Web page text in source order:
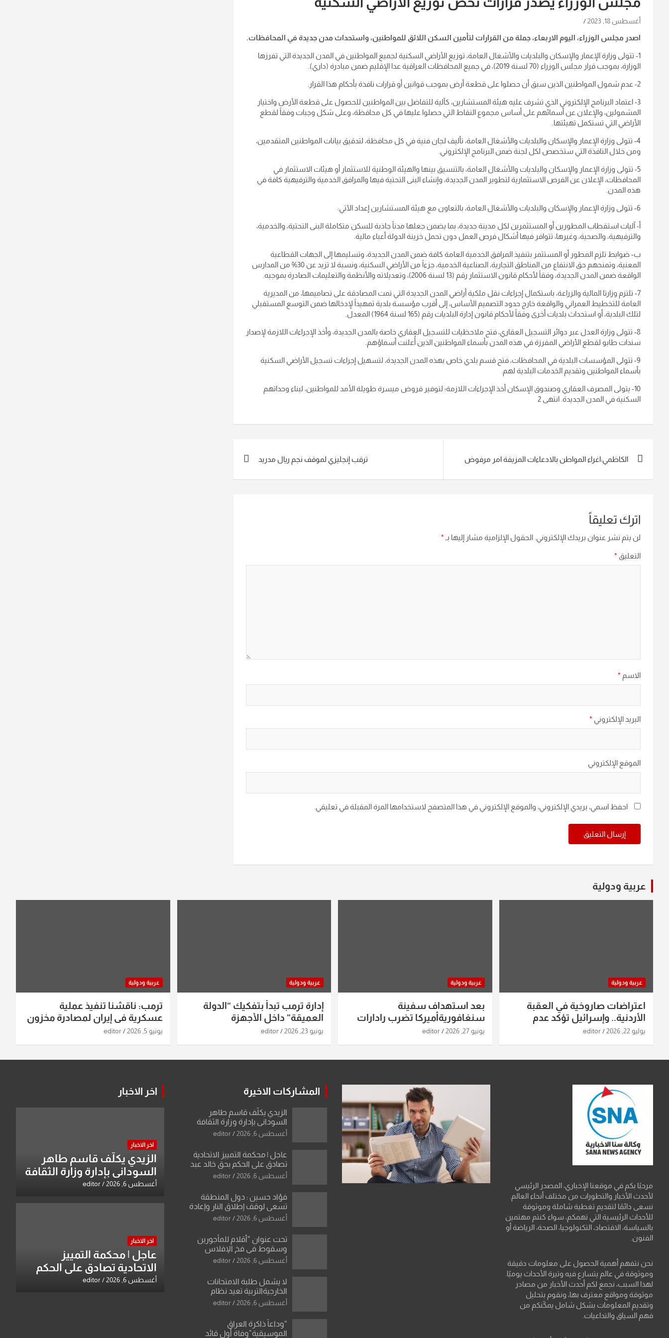
أغسطس 18, 2023
اصدر مجلس الوزراء، اليوم الاربعاء، جملة من القرارات لتأمين السكن اللائق للمواطنين، واستحداث مدن جديدة في المحافظات.
1- تتولى وزارة الإعمار والإسكان والبلديات والأشغال العامة، توزيع الأراضي السكنية لجميع المواطنين في المدن الجديدة التي تفرزها
الوزارة، بموجب قرار مجلس الوزراء (70 لسنة 2019)، في جميع المحافظات العراقية عدا الإقليم ضمن مبادرة (داري).
2- عدم شمول المواطنين الذين سبق أن حصلوا على قطعة أرض بموجب قوانين أو قرارات نافذة بأحكام هذا القرار.
3- اعتماد البرنامج الإلكتروني الذي تشرف عليه هيئة المستشارين، كآلية للتفاضل بين المواطنين للحصول على قطعة الأرض واختيار
المشمولين، والإعلان عن أسمائهم على أساس مجموع النقاط التي حصلوا عليها في كل محافظة، وعلى شكل وجبات وفقاً لقطع
الأراضي التي تستكمل تهيئتها.
4- تتولى وزارة الإعمار والإسكان والبلديات والأشغال العامة، تأليف لجان فنية في كل محافظة، لتدقيق بيانات المواطنين المتقدمين،
ومن خلال النافذة التي ستخصص لكل لجنة ضمن البرنامج الإلكتروني.
5- تتولى وزارة الإعمار والإسكان والبلديات والأشغال العامة، بالتنسيق بينها والهيئة الوطنية للاستثمار أو هيئات الاستثمار في
المحافظات، الإعلان عن الفرص الاستثمارية لتطوير المدن الجديدة، وإنشاء البنى التحتية فيها والمرافق الخدمية والترفيهية كافة في
هذه المدن.
6- تتولى وزارة الإعمار والإسكان والبلديات والأشغال العامة، بالتعاون مع هيئة المستشارين إعداد الآتي:
أ‌- آليات استقطاب المطورين أو المستثمرين لكل مدينة جديدة، بما يضمن جعلها مدناً جاذبة للسكن متكاملة البنى التحتية، والخدمية،
والترفيهية، والصحية، وغيرها، تتوافر فيها أشكال فرص العمل دون تحمل خزينة الدولة أعباء مالية.
ب‌- ضوابط تلزم المطور أو المستثمر بتنفيذ المرافق الخدمية العامة كافة ضمن المدن الجديدة، وتسليمها إلى الجهات القطاعية
المعنية، وتمنحهم حق الانتفاع من المناطق التجارية، الصناعية الخدمية، جزءاً من الأراضي السكنية، ونسبة لا تزيد عن 30% من المدارس
الواقعة ضمن المدن الجديدة، وفقاً لأحكام قانون الاستثمار رقم (13 لسنة 2006)، وتعديلاته والأنظمة والتعليمات الصادرة بموجبه.
7- تلتزم وزارتا المالية والزراعة، باستكمال إجراءات نقل ملكية أراضي المدن الجديدة التي تمت المصادقة على تصاميمها، من المديرية
العامة للتخطيط العمراني والواقعة خارج حدود التصميم الأساس، إلى أقرب مؤسسة بلدية تمهيداً لإدخالها ضمن التوسع المستقبلي
لتلك البلدية، أو استحداث بلديات أخرى وفقاً لأحكام قانون إدارة البلديات رقم (165 لسنة 1964) المعدل.
8- تتولى وزارة العدل عبر دوائر التسجيل العقاري، فتح ملاحظيات للتسجيل العقاري خاصة بالمدن الجديدة، وأخذ الإجراءات اللازمة لإصدار
سندات طابو لقطع الأراضي المفرزة في هذه المدن بأسماء المواطنين الذين أُعلنت أسماؤهم.
9- تتولى المؤسسات البلدية في المحافظات، فتح قسم بلدي خاص بهذه المدن الجديدة، لتسهيل إجراءات تسجيل الأراضي السكنية
بأسماء المواطنين وتقديم الخدمات البلدية لهم.
10- يتولى المصرف العقاري وصندوق الإسكان أخذ الإجراءات اللازمة؛ لتوفير قروض ميسرة طويلة الأمد للمواطنين، لبناء وحداتهم
السكنية في المدن الجديدة. انتهى 2
المقالات
الكاظمي:اغراء المواطن بالادعاءات المزيفة امر مرفوض ترقب إنجليزي لموقف نجم ريال مدريد
اترك تعليقاً
لن يتم نشر عنوان بريدك الإلكتروني. الحقول الإلزامية مشار إليها بـ *
التعليق *
الاسم *
البريد الإلكتروني *
الموقع الإلكتروني
احفظ اسمي، بريدي الإلكتروني، والموقع الإلكتروني في هذا المتصفح لاستخدامها المرة المقبلة في تعليقي.
عربية ودولية
عربية ودولية
اعتراضات صاروخية في العقبة
الأردنية.. وإسرائيل تؤكد عدم
استهدافها
يوليو 22, 2026 editor
عربية ودولية
بعد استهداف سفينة
سنغافوريةأميركا تضرب رادارات
ومواقع صواريخ ومسيرات إيران..
يونيو 27, 2026 editor
عربية ودولية
إدارة ترمب تبدأ بتفكيك “الدولة
العميقة” داخل الأجهزة
الاستخباراتية
يونيو 23, 2026 editor
عربية ودولية
ترمب: ناقشنا تنفيذ عملية
عسكرية في إيران لمصادرة مخزون
اليورانيوم
يونيو 5, 2026 editor
مرحبًا بكم في موقعنا الإخباري، المصدر الرئيسي
لأحدث الأخبار والتطورات من مختلف أنحاء العالم.
نسعى دائمًا لتقديم تغطية شاملة وموثوقة
للأحداث الرئيسية التي تهمكم، سواء كنتم مهتمين
بالسياسة، الاقتصاد، التكنولوجيا، الصحة، الرياضة أو
الفنون.
نحن نتفهم أهمية الحصول على معلومات دقيقة
وموثوقة في عالم يتسارع فيه وتيرة الأحداث يوميًا.
لهذا السبب، نجمع لكم أحدث الأخبار من مصادر
موثوقة ومواقع معترف بها، ونقوم بتحليل
وتقديم المعلومات بشكل شامل يمكّنكم من
فهم السياق والتداعيات.
المشاركات الاخيرة
الزيدي يكلّف قاسم طاهر
السوداني بإدارة وزارة الثقافة
أغسطس 6, 2026 editor
عاجل | محكمة التمييز الاتحادية
تصادق على الحكم بحق خالد عبد
الواحد كبيان
أغسطس 6, 2026 editor
فؤاد حسين : دول المنطقة
تسعى لوقف إطلاق النار وإعادة
فتح مضيق هرمز .. والعراق يطرح
أغسطس 6, 2026 editor
تحت عنوان “أقلام للمأجورين
وسقوط في فخ الإفلاس
الإعلامي”: ردٌّ صريح على افتراءات
أغسطس 6, 2026 editor
لا يشمل طلبة الامتحانات
الخارجيةالتربية تعيد نظام
المحاولات لطلبة السادس
أغسطس 6, 2026 editor
“وداعاً ذاكرة العراق
الموسيقية”وفاة أول قائد
اخر الاخبار
اخر الاخبار
الزيدي يكلّف قاسم طاهر
السوداني بإدارة وزارة الثقافة
أغسطس 6, 2026 editor
اخر الاخبار
عاجل | محكمة التمييز
الاتحادية تصادق على الحكم
بحق خالد عبد الواحد كبيان
أغسطس 6, 2026 editor